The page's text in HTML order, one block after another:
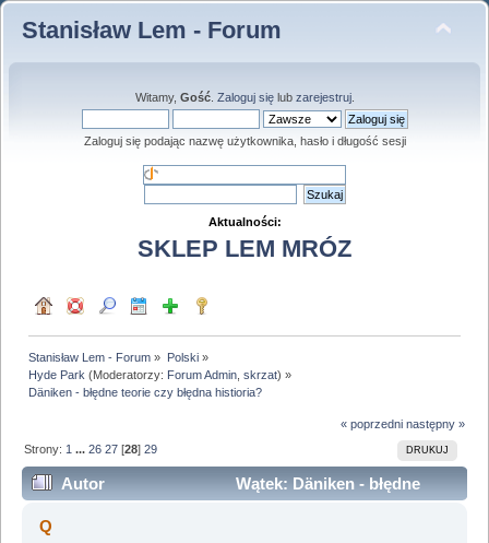
Stanisław Lem - Forum
Witamy, Gość. Zaloguj sięlub zarejestruj.
Zaloguj się podając nazwę użytkownika, hasło i długość sesji
Aktualności:
SKLEP LEM MRÓZ
Stanisław Lem - Forum » Polski»
Hyde Park (Moderatorzy: Forum Admin ,skrzat) »
Däniken - błędne teorie czy błędna histioria?
« poprzedni następny »
DRUKUJ
Strony: 1 ...26 27 [28]29
Autor
Wątek: Däniken - błędne
teorie czy błędna histioria? (Przeczytany 647307 razy)
Q